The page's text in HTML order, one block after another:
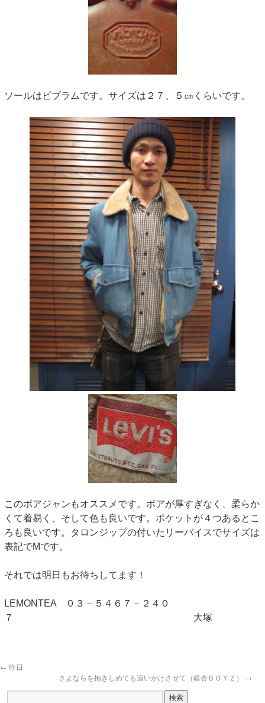
ソールはビブラムです。サイズは２７、５㎝くらいです。
このボアジャンもオススメです。ボアが厚すぎなく、柔らか
くて着易く、そして色も良いです。ポケットが４つあるとこ
ろも良いです。タロンジップの付いたリーバイスでサイズは
表記でMです。
それでは明日もお待ちしてます！
LEMONTEA ０３－５４６７－２４０
７ 大塚
← 昨日
さよならを抱きしめても追いかけさせて（銀杏ＢＯＹＺ） →